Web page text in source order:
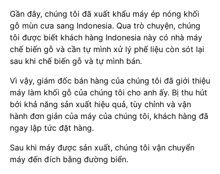
Gần đây, chúng tôi đã xuất khẩu máy ép nóng khối
gỗ mùn cưa sang Indonesia. Qua trò chuyện, chúng
tôi được biết khách hàng Indonesia này có nhà máy
chế biến gỗ và cần tự mình xử lý phế liệu còn sót lại
sau khi chế biến gỗ và tự mình bán.
Vì vậy, giám đốc bán hàng của chúng tôi đã giới thiệu
máy làm khối gỗ của chúng tôi cho anh ấy. Bị thu hút
bởi khả năng sản xuất hiệu quả, tùy chỉnh và vận
hành đơn giản của máy của chúng tôi, khách hàng đã
ngay lập tức đặt hàng.
Sau khi máy được sản xuất, chúng tôi vận chuyển
máy đến đích bằng đường biển.